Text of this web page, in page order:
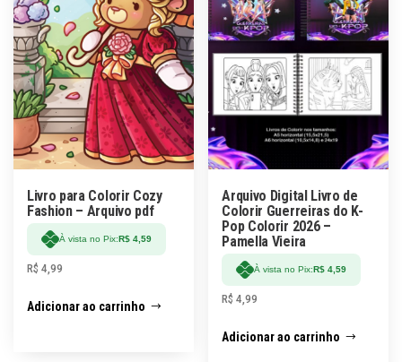
Livro para Colorir Cozy
Fashion – Arquivo pdf
À vista no Pix:R$ 4,59
R$ 4,99
Adicionar ao carrinho
Arquivo Digital Livro de
Colorir Guerreiras do K-
Pop Colorir 2026 –
Pamella Vieira
À vista no Pix:R$ 4,59
R$ 4,99
Adicionar ao carrinho